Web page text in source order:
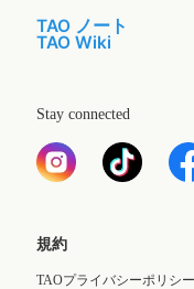
TAO ノート
TAO Wiki
Stay connected
規約
TAOプライバシーポリシー